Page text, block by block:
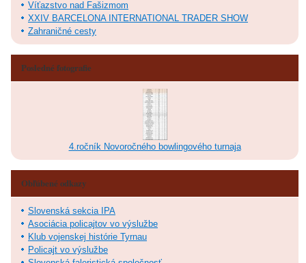
Víťazstvo nad Fašizmom
XXIV BARCELONA INTERNATIONAL TRADER SHOW
Zahraničné cesty
Posledné fotografie
4.ročník Novoročného bowlingového turnaja
Obľúbené odkazy
Slovenská sekcia IPA
Asociácia policajtov vo výslužbe
Klub vojenskej histórie Tyrnau
Policajt vo výslužbe